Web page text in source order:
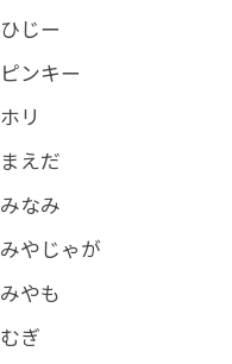
ひじー
ピンキー
ホリ
まえだ
みなみ
みやじゃが
みやも
むぎ